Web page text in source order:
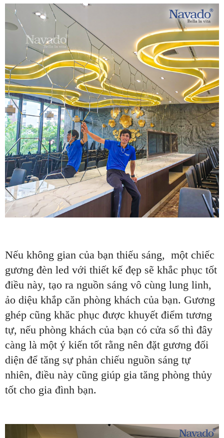
Nếu không gian của bạn thiếu sáng, một chiếc
gương đèn led với thiết kế đẹp sẽ khắc phục tốt
điều này, tạo ra nguồn sáng vô cùng lung linh,
ảo diệu khắp căn phòng khách của bạn. Gương
ghép cũng khăc phục được khuyết điểm tương
tự, nếu phòng khách của bạn có cửa sổ thì đây
càng là một ý kiến tốt rằng nên đặt gương đối
diện để tăng sự phản chiếu nguồn sáng tự
nhiên, điều này cũng giúp gia tăng phòng thủy
tốt cho gia đình bạn.